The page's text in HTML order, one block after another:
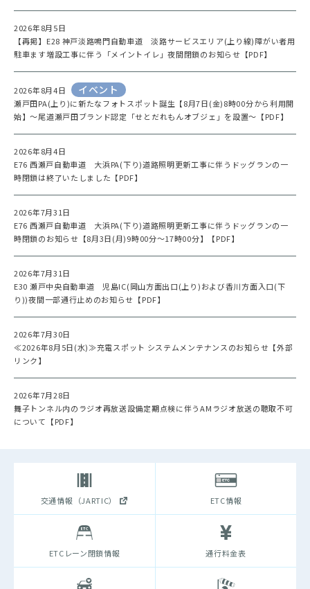
2026年8月5日
【再掲】E28 神戸淡路鳴門自動車道 淡路サービスエリア(上り線)障がい者用
駐車ます増設工事に伴う「メイントイレ」夜間閉鎖のお知らせ【PDF】
2026年8月4日 イベント
瀬戸田PA(上り)に新たなフォトスポット誕生【8月7日(金)8時00分から利用開
始】～尾道瀬戸田ブランド認定「せとだれもんオブジェ」を設置～【PDF】
2026年8月4日
E76 西瀬戸自動車道 大浜PA(下り)道路照明更新工事に伴うドッグランの一
時閉鎖は終了いたしました【PDF】
2026年7月31日
E76 西瀬戸自動車道 大浜PA(下り)道路照明更新工事に伴うドッグランの一
時閉鎖のお知らせ【8月3日(月)9時00分～17時00分】【PDF】
2026年7月31日
E30 瀬戸中央自動車道 児島IC(岡山方面出口(上り)および香川方面入口(下
り))夜間一部通行止めのお知らせ【PDF】
2026年7月30日
≪2026年8月5日(水)≫充電スポット システムメンテナンスのお知らせ【外部
リンク】
2026年7月28日
舞子トンネル内のラジオ再放送設備定期点検に伴うAMラジオ放送の聴取不可
について【PDF】
交通情報（JARTIC） ETC情報
ETCレーン閉鎖情報 通行料金表